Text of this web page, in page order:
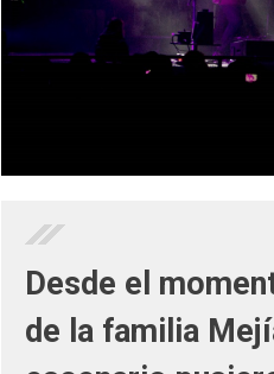
Desde el
de la familia